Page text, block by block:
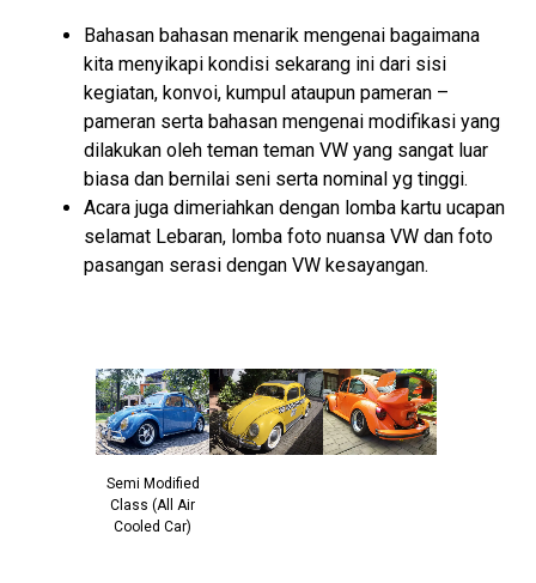
Bahasan bahasan menarik mengenai bagaimana
kita menyikapi kondisi sekarang ini dari sisi
kegiatan, konvoi, kumpul ataupun pameran –
pameran serta bahasan mengenai modifikasi yang
dilakukan oleh teman teman VW yang sangat luar
biasa dan bernilai seni serta nominal yg tinggi.
Acara juga dimeriahkan dengan lomba kartu ucapan
selamat Lebaran, lomba foto nuansa VW dan foto
pasangan serasi dengan VW kesayangan.
Semi Modified
Class (All Air
Cooled Car)